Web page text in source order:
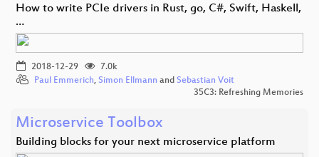
How to write PCIe drivers in Rust, go, C#, Swift, Haskell,
…
2018-12-29
7.0k
Paul Emmerich, Simon Ellmann and Sebastian Voit
35C3: Refreshing Memories
Microservice Toolbox
Building blocks for your next microservice platform